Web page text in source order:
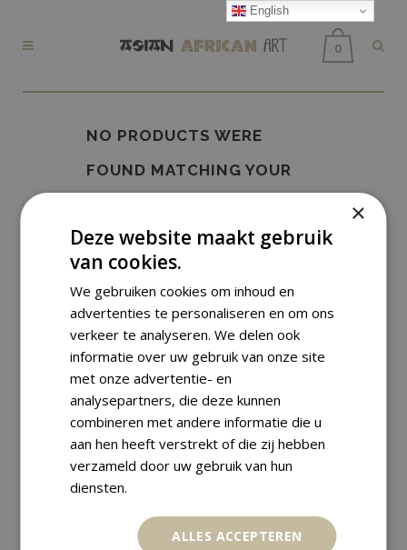
0
NO PRODUCTS WERE
FOUND MATCHING YOUR
English
×
Deze website maakt gebruik
van cookies.
We gebruiken cookies om inhoud en
advertenties te personaliseren en om ons
verkeer te analyseren. We delen ook
informatie over uw gebruik van onze site
met onze advertentie- en
analysepartners, die deze kunnen
combineren met andere informatie die u
aan hen heeft verstrekt of die zij hebben
verzameld door uw gebruik van hun
diensten.
ALLES ACCEPTEREN